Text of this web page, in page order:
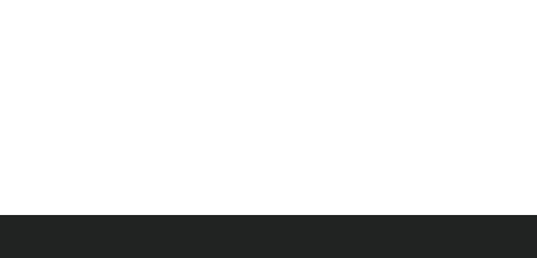
Информация об
Политика